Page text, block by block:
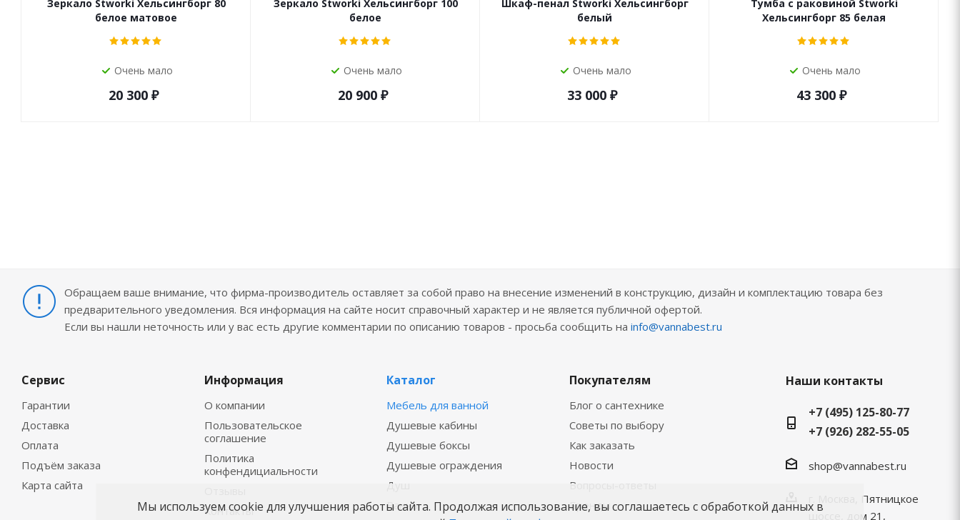
Зеркало Stworki Хельсингборг 80
белое матовое
Очень мало
20 300 ₽
Зеркало Stworki Хельсингборг 100
белое
Очень мало
20 900 ₽
Шкаф-пенал Stworki Хельсингборг
белый
Очень мало
33 000 ₽
Тумба с раковиной Stworki
Хельсингборг 85 белая
Очень мало
43 300 ₽
Обращаем ваше внимание, что фирма-производитель оставляет за собой право на внесение изменений в конструкцию, дизайн и комплектацию товара без
предварительного уведомления. Вся информация на сайте носит справочный характер и не является публичной офертой.
Если вы нашли неточность или у вас есть другие комментарии по описанию товаров - просьба сообщить на info@vannabest.ru
Сервис
Гарантии
Доставка
Оплата
Подъём заказа
Карта сайта
Информация
О компании
Пользовательское
соглашение
Политика
конфендициальности
Контакты
Каталог
Мебель для ванной
Душевые кабины
Душевые боксы
Душевые ограждения
Душ
Ванны
Покупателям
Блог о сантехнике
Советы по выбору
Как заказать
Новости
Вопросы-ответы
Бренды
Наши контакты
+7 (495) 125-80-77
+7 (926) 282-55-05
shop@vannabest.ru
г. Москва, Пятницкое
шоссе, дом 21,
Мы используем cookie для улучшения работы сайта. Продолжая использование, вы соглашаетесь с обработкой данных в